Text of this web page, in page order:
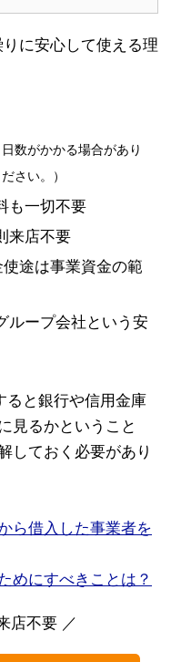
に安心して使える理
数がかかる場合があり
さい。）
も一切不要
来店不要
途は事業資金の範
ループ会社という安
ると銀行や信用金庫
見るかということ
しておく必要があり
ら借入した事業者を
めにすべきことは？
店不要 ／